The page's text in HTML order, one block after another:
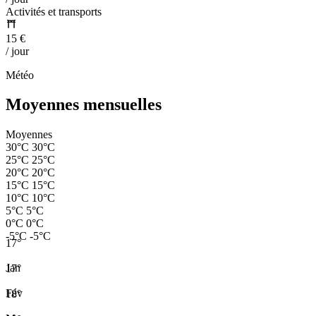
Activités et transports
15 €
/ jour
Météo
Moyennes mensuelles
Moyennes
30°C 30°C
25°C 25°C
20°C 20°C
15°C 15°C
10°C 10°C
5°C 5°C
0°C 0°C
-5°C -5°C
17°
Jan
17°
Fév
18°